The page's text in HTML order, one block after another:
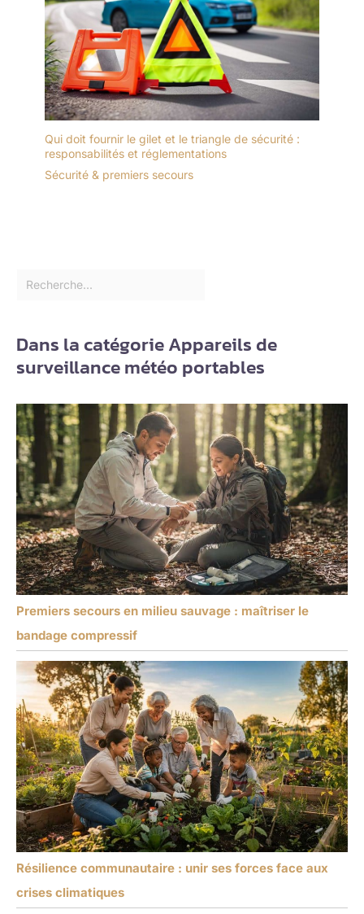
Qui doit fournir le gilet et le triangle de sécurité :
responsabilités et réglementations
Sécurité & premiers secours
Dans la catégorie Appareils de
surveillance météo portables
Premiers secours en milieu sauvage : maîtriser le
bandage compressif
Résilience communautaire : unir ses forces face aux
crises climatiques